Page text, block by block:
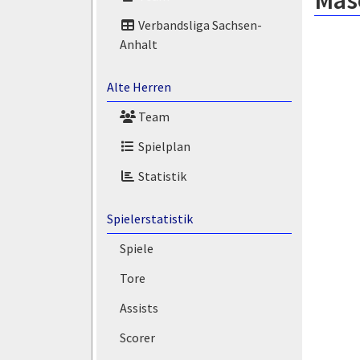
Verbandsliga Sachsen-
Anhalt
Alte Herren
Team
Spielplan
Statistik
Spielerstatistik
Spiele
Tore
Assists
Scorer